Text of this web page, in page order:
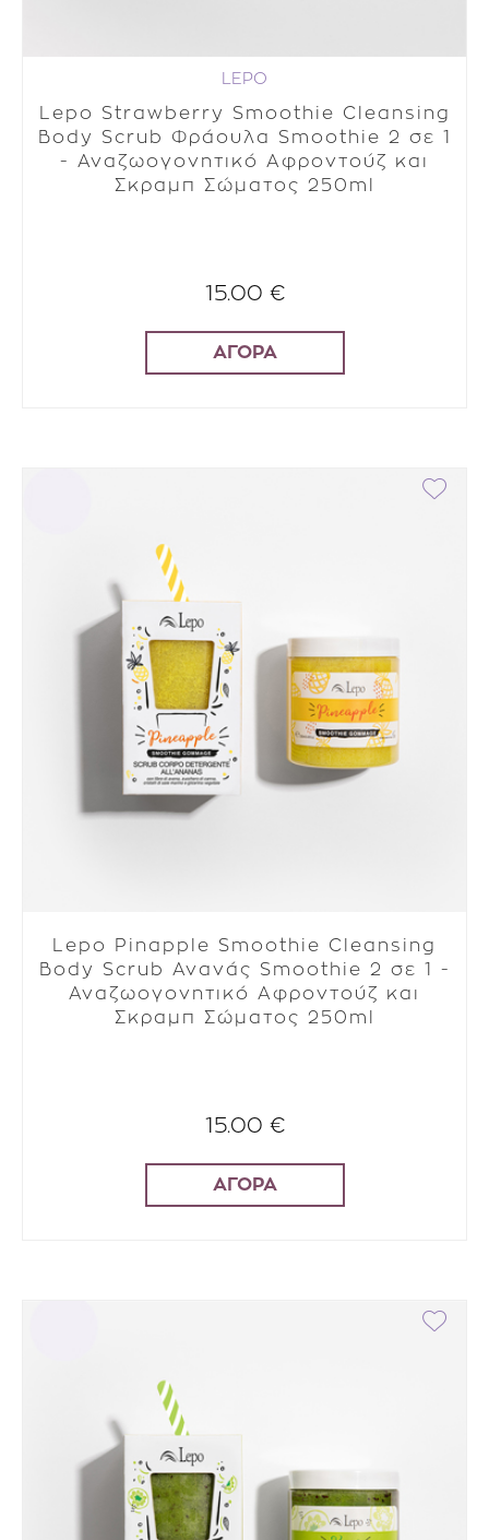
LEPO
Lepo Strawberry Smoothie Cleansing
Body Scrub Φράουλα Smoothie 2 σε 1
- Αναζωογονητικό Αφροντούζ και
Σκραμπ Σώματος 250ml
15.00 €
ΑΓΟΡΑ
Lepo Pinapple Smoothie Cleansing
Body Scrub Ανανάς Smoothie 2 σε 1 -
Αναζωογονητικό Αφροντούζ και
Σκραμπ Σώματος 250ml
15.00 €
ΑΓΟΡΑ